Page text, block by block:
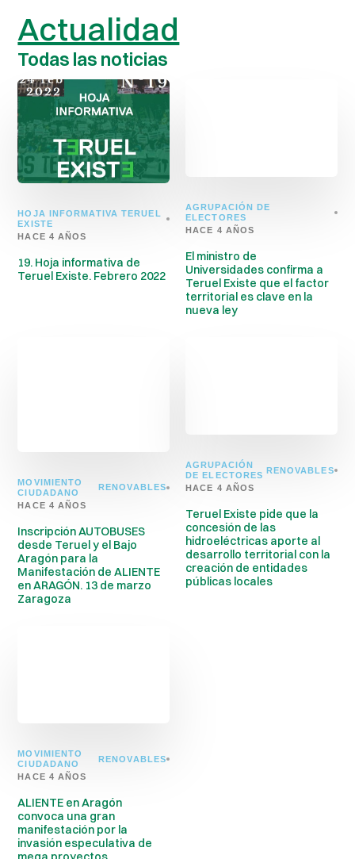
Actualidad
Todas las noticias
HOJA INFORMATIVA TERUEL
EXISTE
HACE 4 AÑOS
19. Hoja informativa de
Teruel Existe. Febrero 2022
AGRUPACIÓN DE
ELECTORES
HACE 4 AÑOS
El ministro de
Universidades confirma a
Teruel Existe que el factor
territorial es clave en la
nueva ley
MOVIMIENTO
CIUDADANO
RENOVABLES
HACE 4 AÑOS
Inscripción AUTOBUSES
desde Teruel y el Bajo
Aragón para la
Manifestación de ALIENTE
en ARAGÓN. 13 de marzo
Zaragoza
AGRUPACIÓN
DE ELECTORES
RENOVABLES
HACE 4 AÑOS
Teruel Existe pide que la
concesión de las
hidroeléctricas aporte al
desarrollo territorial con la
creación de entidades
públicas locales
MOVIMIENTO
CIUDADANO
RENOVABLES
HACE 4 AÑOS
ALIENTE en Aragón
convoca una gran
manifestación por la
invasión especulativa de